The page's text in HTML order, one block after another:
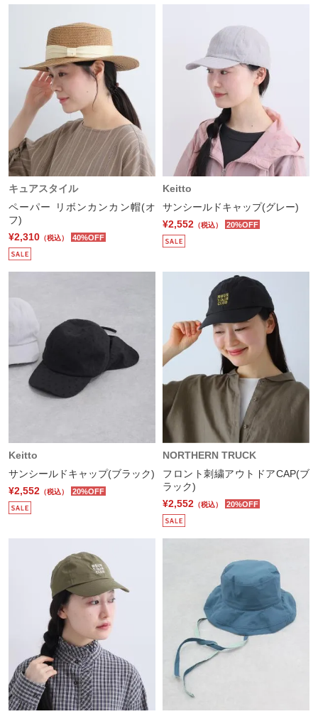
キュアスタイル
ペーパー リボンカンカン帽(オ
フ)
¥2,310 （税込） 40%OFF
Keitto
サンシールドキャップ(グレー)
¥2,552 （税込） 20%OFF
Keitto
サンシールドキャップ(ブラック)
¥2,552 （税込） 20%OFF
NORTHERN TRUCK
フロント刺繍アウトドアCAP(ブ
ラック)
¥2,552 （税込） 20%OFF